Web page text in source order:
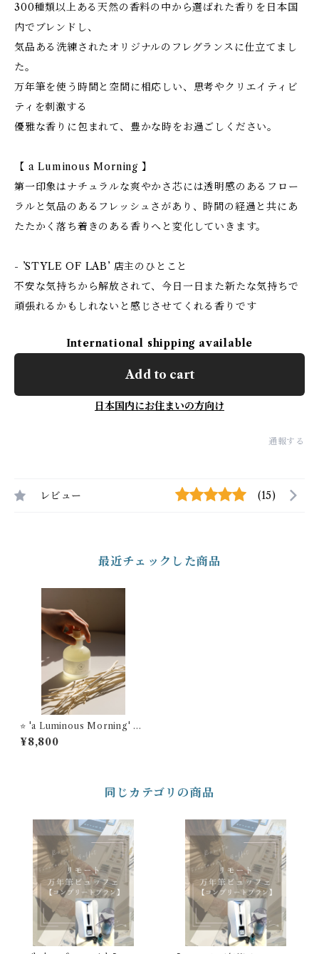
300種類以上ある天然の香料の中から選ばれた香りを日本国
内でブレンドし、
気品ある洗練されたオリジナルのフレグランスに仕立てまし
た。
万年筆を使う時間と空間に相応しい、思考やクリエイティビ
ティを刺激する
優雅な香りに包まれて、豊かな時をお過ごしください。
【 a Luminous Morning 】
第一印象はナチュラルな爽やかさ芯には透明感のあるフロー
ラルと気品のあるフレッシュさがあり、時間の経過と共にあ
たたかく落ち着きのある香りへと変化していきます。
- ’STYLE OF LAB’ 店主のひとこと
不安な気持ちから解放されて、今日一日また新たな気持ちで
頑張れるかもしれないと感じさせてくれる香りです
International shipping available
Add to cart
日本国内にお住まいの方向け
通報する
レビュー (15)
最近チェックした商品
⭐️ 'a Luminous Morning' リ
ードディフューザー STYLE
OF LABオリジナルフレグラ
¥8,800
同じカテゴリの商品